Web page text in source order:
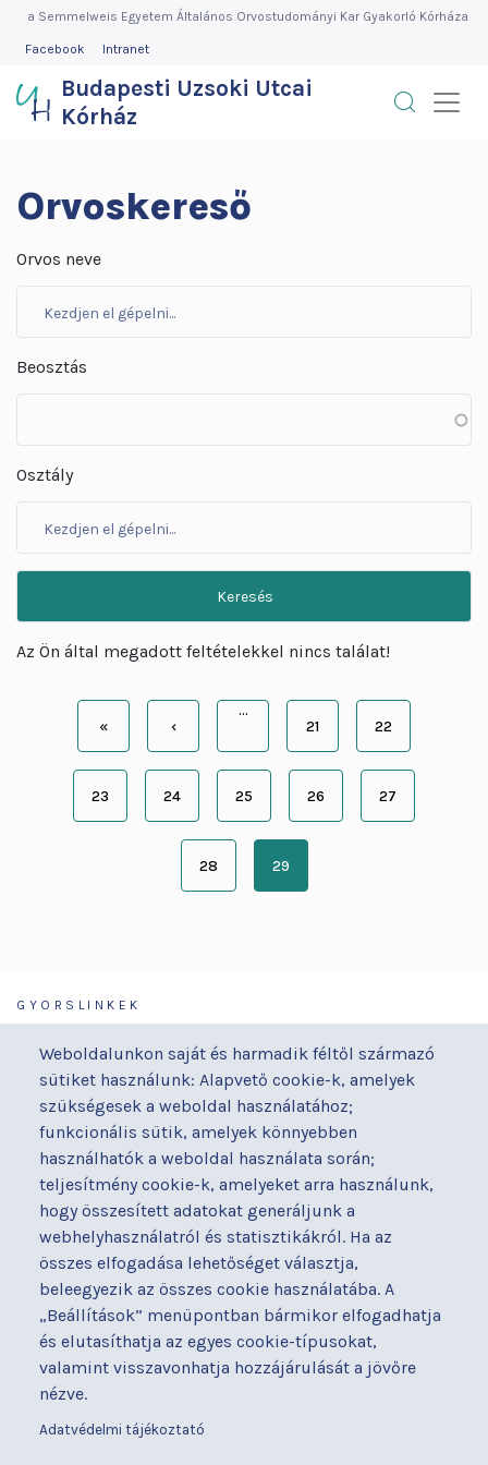
Budapesti
Uzsoki
Utcai
Ugrása Semmelweis Egyetem Általános Orvostudományi Kar Gyakorló Kórháza
Weboldalunkon saját és harmadik féltől származó
sütiket használunk: Alapvető cookie-k, amelyek
szükségesek a weboldal használatához;
funkcionális sütik, amelyek könnyebben
használhatók a weboldal használata során;
teljesítmény cookie-k, amelyeket arra használunk,
hogy összesített adatokat generáljunk a
webhelyhasználatról és statisztikákról. Ha az
összes elfogadása lehetőséget választja,
beleegyezik az összes cookie használatába. A
„Beállítások” menüpontban bármikor elfogadhatja
és elutasíthatja az egyes cookie-típusokat,
valamint visszavonhatja hozzájárulását a jövőre
nézve.
Adatvédelmi tájékoztató
MENÜ
Facebook Intranet
Budapesti Uzsoki Utcai
Kórház
Orvoskereső
Orvos neve
Beosztás
Osztály
Az Ön által megadott feltételekkel nincs találat!
Oldalszámozás
Első
«
Előző
‹
…
Page
21
Page
22
Page
23
Page
24
Page
25
Page
26
Page
27
Page
28
Jelenlegi
29
a Semmelweis Egyetem Általános Orvostudományi Kar Gyakorló
GYORSLINKEK
Orvosaink
Osztályaink
Kapcsolat
Akadálymentesítési
nyilatkozat
Alapítványaink
Betegjogi képviselő
Címek és telefonszámok
Diagnosztika
Események
Gyermekmegőrző
Házirend
Hírek
Parkolás
Térítéses ellátás
Videógaléria
Visszajelzések
Várólista
Közérdekű adatok